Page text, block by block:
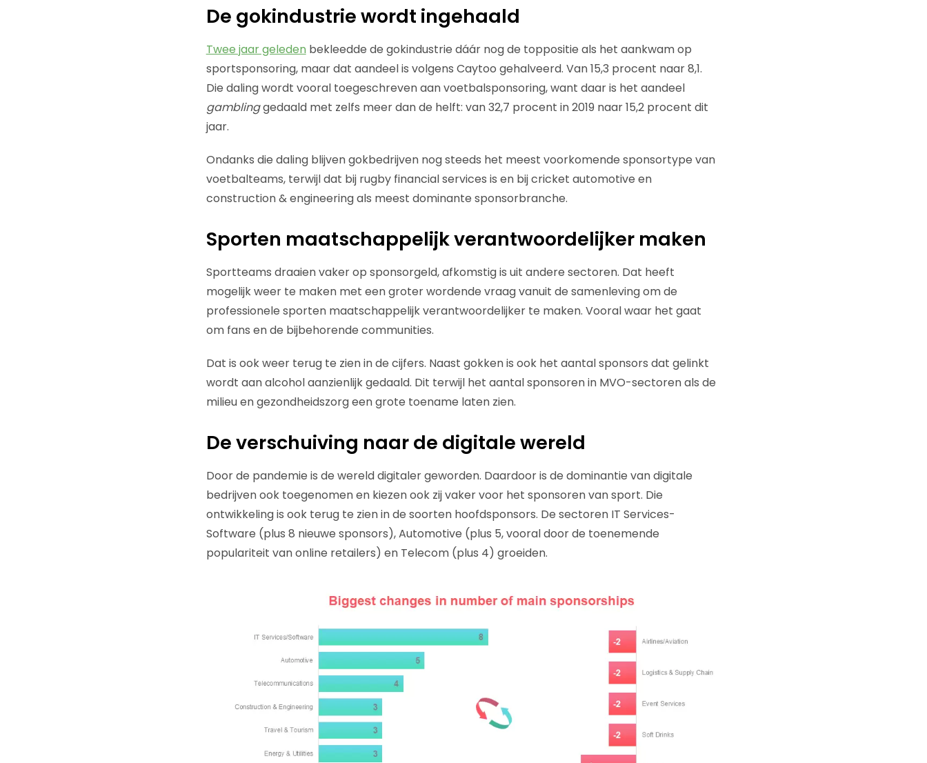
De gokindustrie wordt ingehaald
Twee jaar geleden bekleedde de gokindustrie dáár nog de toppositie als het aankwam op
sportsponsoring, maar dat aandeel is volgens Caytoo gehalveerd. Van 15,3 procent naar 8,1.
Die daling wordt vooral toegeschreven aan voetbalsponsoring, want daar is het aandeel
gamblinggedaald met zelfs meer dan de helft: van 32,7 procent in 2019 naar 15,2 procent dit
jaar.
Ondanks die daling blijven gokbedrijven nog steeds het meest voorkomende sponsortype van
voetbalteams, terwijl dat bij rugby financial services is en bij cricket automotive en
construction & engineering als meest dominante sponsorbranche.
Sporten maatschappelijk verantwoordelijker maken
Sportteams draaien vaker op sponsorgeld, afkomstig is uit andere sectoren. Dat heeft
mogelijk weer te maken met een groter wordende vraag vanuit de samenleving om de
professionele sporten maatschappelijk verantwoordelijker te maken. Vooral waar het gaat
om fans en de bijbehorende communities.
Dat is ook weer terug te zien in de cijfers. Naast gokken is ook het aantal sponsors dat gelinkt
wordt aan alcohol aanzienlijk gedaald. Dit terwijl het aantal sponsoren in MVO-sectoren als de
milieu en gezondheidszorg een grote toename laten zien.
De verschuiving naar de digitale wereld
Door de pandemie is de wereld digitaler geworden. Daardoor is de dominantie van digitale
bedrijven ook toegenomen en kiezen ook zij vaker voor het sponsoren van sport. Die
ontwikkeling is ook terug te zien in de soorten hoofdsponsors. De sectoren IT Services-
Software (plus 8 nieuwe sponsors), Automotive (plus 5, vooral door de toenemende
populariteit van online retailers) en Telecom (plus 4) groeiden.